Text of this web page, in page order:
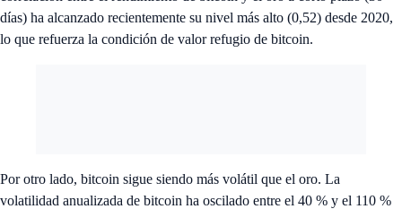
días) ha alcanzado recientemente su nivel más alto (0,52) desde 2020,
lo que refuerza la condición de valor refugio de bitcoin.
Por otro lado, bitcoin sigue siendo más volátil que el oro. La
volatilidad anualizada de bitcoin ha oscilado entre el 40 % y el 110 %